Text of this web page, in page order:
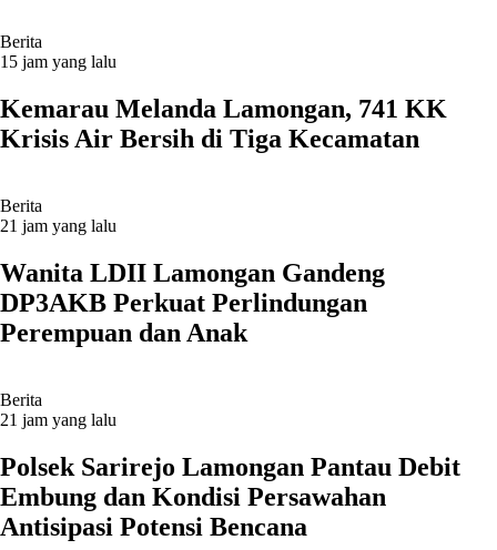
Berita
15 jam yang lalu
Kemarau Melanda Lamongan, 741 KK
Krisis Air Bersih di Tiga Kecamatan
Berita
21 jam yang lalu
Wanita LDII Lamongan Gandeng
DP3AKB Perkuat Perlindungan
Perempuan dan Anak
Berita
21 jam yang lalu
Polsek Sarirejo Lamongan Pantau Debit
Embung dan Kondisi Persawahan
Antisipasi Potensi Bencana